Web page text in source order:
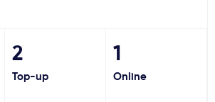
2
Top-up
1
Online